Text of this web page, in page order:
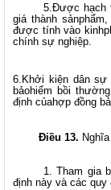
5.Được hạch
giá thành
được tính vào
chính sự nghiệp.
6.Khởi kiện dân sự
bảohiểm bồi
định củahợp đồng
Điều 13.
1. Tham gia
định này và các quy